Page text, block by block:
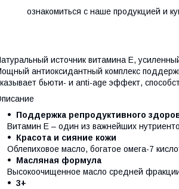
ознакомиться с наше продукцией и
Здравия
источник витамина Е,
антиоксидантный комплекс
бьюти- и anti-age эффект,
Поддержка репродуктивного
Витамин Е – один из важнейших
Красота и сияние кожи
Облепиховое масло, богатое омега-7
Масляная формула
Высокоочищенное масло средней
3+